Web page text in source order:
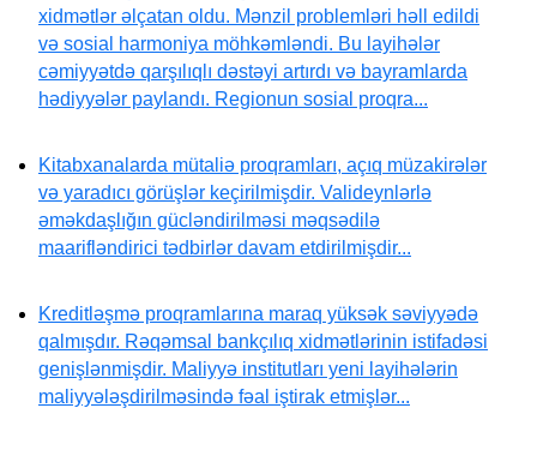
xidmətlər əlçatan oldu. Mənzil problemləri həll edildi
və sosial harmoniya möhkəmləndi. Bu layihələr
cəmiyyətdə qarşılıqlı dəstəyi artırdı və bayramlarda
hədiyyələr paylandı. Regionun sosial proqra...
Kitabxanalarda mütaliə proqramları, açıq müzakirələr
və yaradıcı görüşlər keçirilmişdir. Valideynlərlə
əməkdaşlığın gücləndirilməsi məqsədilə
maarifləndirici tədbirlər davam etdirilmişdir...
Kreditləşmə proqramlarına maraq yüksək səviyyədə
qalmışdır. Rəqəmsal bankçılıq xidmətlərinin istifadəsi
genişlənmişdir. Maliyyə institutları yeni layihələrin
maliyyələşdirilməsində fəal iştirak etmişlər...